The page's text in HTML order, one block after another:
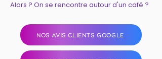
Alors ? On se rencontre autour d'un café ?
NOS AVIS CLIENTS GOOGLE